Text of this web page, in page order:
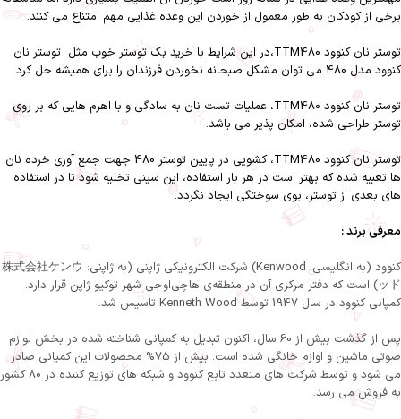
برخی از کودکان به طور معمول از خوردن این وعده غذایی مهم امتناع می کنند.
توستر نان کنوود TTM480،در این شرایط با خرید بک توستر خوب مثل توستر نان
کنوود مدل 480 می توان مشکل صبحانه نخوردن فرزندان را برای همیشه حل کرد.
توستر نان کنوود TTM480، عملیات تست نان به سادگی و با اهرم هایی که بر روی
توستر طراحی شده، امکان پذیر می باشد.
توستر نان کنوود TTM480، کشویی در پایین توستر 480 جهت جمع آوری خرده نان
ها تعبیه شده که بهتر است در هر بار استفاده، این سینی تخلیه شود تا در استفاده
های بعدی از توستر، بوی سوختگی ایجاد نگردد.
معرفی برند :
کنوود (به انگلیسی: Kenwood) شرکت الکترونیکی ژاپنی (به ژاپنی: 株式会社ケンウ
ッド) است که دفتر مرکزی آن در منطقه‌ی هاچی‌اوجی شهر توکیو ژاپن قرار دارد.
کمپانی کنوود در سال 1947 توسط Kenneth Wood تاسیس شد.
پس از گذشت بیش از 60 سال، اکنون تبدیل به کمپانی شناخته شده در بخش لوازم
صوتی ماشین و اوازم خانگی شده است. بیش از 75% محصولات این کمپانی صادر
می شود و توسط شرکت های متعدد تابع کنوود و شبکه های توزیع کننده در 80 کشور
به فروش می رسد.